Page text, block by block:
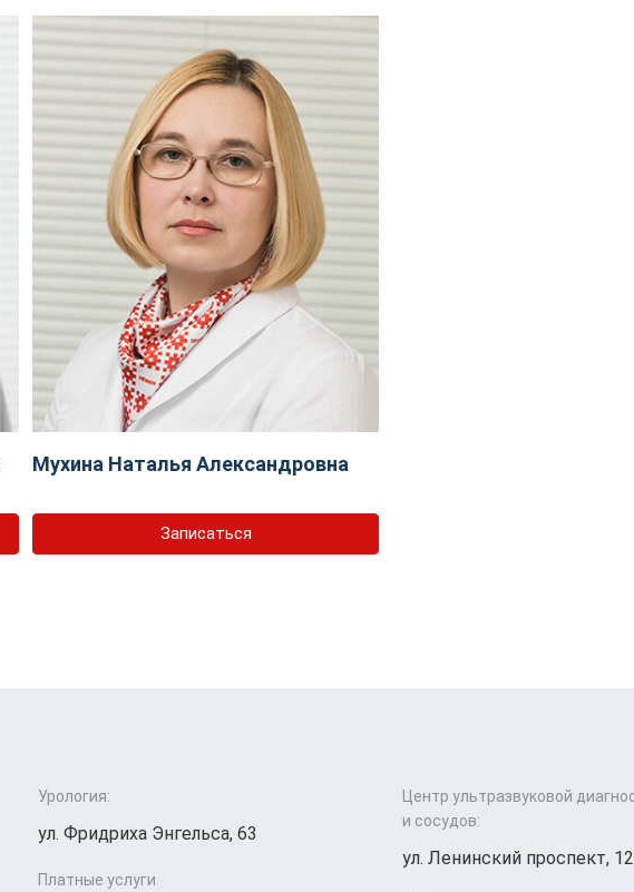
Мухина Наталья Александровна
Записаться
Урология:
ул. Фридриха Энгельса, 63
Платные услуги
Центр ультразвуковой
и сосудов:
ул. Ленинский проспект, 12